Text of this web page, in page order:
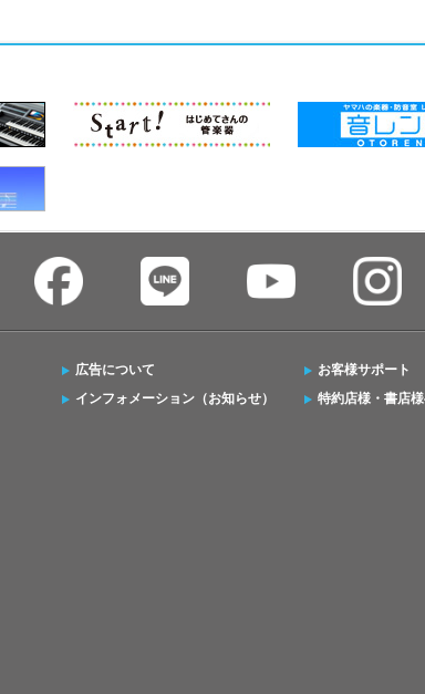
広告について
インフォメーション（お知らせ）
お客様サポート
特約店様・書店